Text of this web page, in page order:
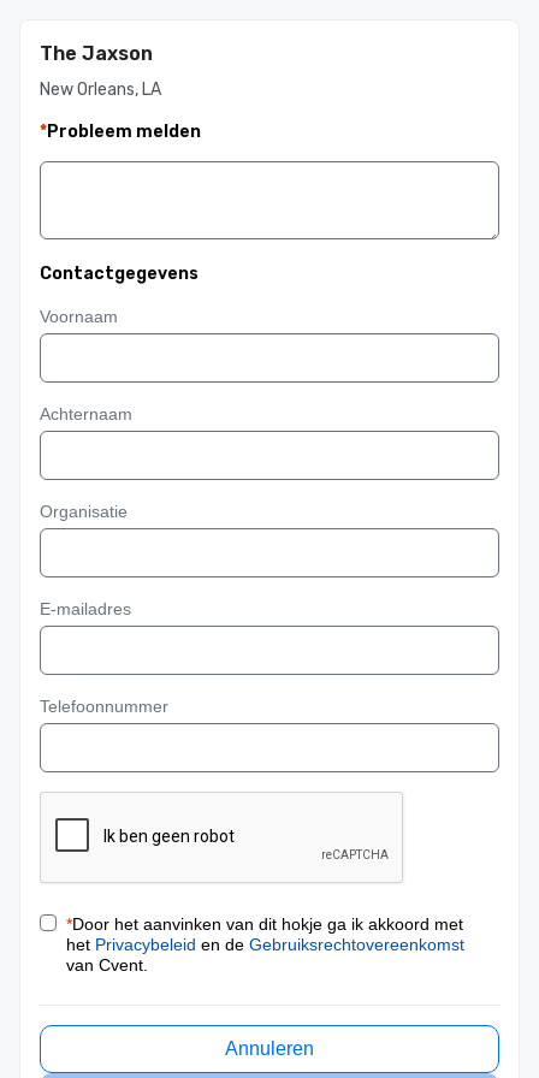
The Jaxson
New Orleans, LA
*Probleem melden
Contactgegevens
Voornaam
Achternaam
Organisatie
E-mailadres
Telefoonnummer
*Door het aanvinken van dit hokje ga ik akkoord met
het Privacybeleid en de Gebruiksrechtovereenkomst
van Cvent.
Annuleren